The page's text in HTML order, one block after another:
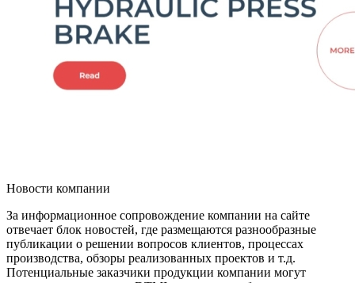
Новости компании
За информационное сопровождение компании на сайте
отвечает блок новостей, где размещаются разнообразные
публикации о решении вопросов клиентов, процессах
производства, обзоры реализованных проектов и т.д.
Потенциальные заказчики продукции компании могут